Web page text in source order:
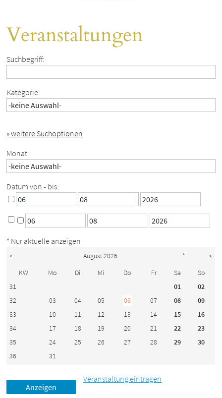
Veranstaltungen
Suchbegriff:
Kategorie:
» weitere Suchoptionen
Monat:
Datum von - bis:
* Nur aktuelle anzeigen
< August 2026 *
>
KW
Mo Di Mi Do Fr Sa
So
31
01
02
32
03 04 05 06 07 08
09
33
10 11 12 13 14 15
16
34
17 18 19 20 21 22
23
35
24 25 26 27 28 29
30
36
31
Veranstaltung eintragen